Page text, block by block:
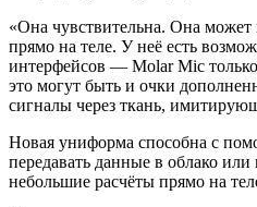
«Она чувствительна. Она
прямо на теле. У неё есть
интерфейсов — Molar Mic
это могут быть и очки
сигналы через ткань,
Новая униформа способна с
передавать данные в облако
небольшие расчёты прямо на